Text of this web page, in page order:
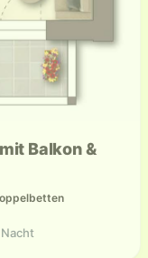
Balkon &
Nacht